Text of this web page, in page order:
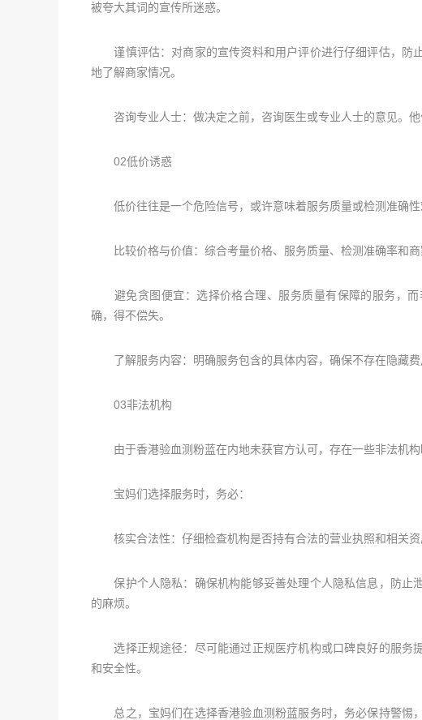
被夸大其词的宣传所迷惑。
谨慎评估：对商家的宣传资料和用户评价进行仔细评估，防
地了解商家情况。
咨询专业人士：做决定之前，咨询医生或专业人士的意见。他
02低价诱惑
低价往往是一个危险信号，或许意味着服务质量或检测准确性
比较价格与价值：综合考量价格、服务质量、检测准确率和商
避免贪图便宜：选择价格合理、服务质量有保障的服务，而
确，得不偿失。
了解服务内容：明确服务包含的具体内容，确保不存在隐藏费
03非法机构
由于香港验血测粉蓝在内地未获官方认可，存在一些非法机构
宝妈们选择服务时，务必：
核实合法性：仔细检查机构是否持有合法的营业执照和相关资
保护个人隐私：确保机构能够妥善处理个人隐私信息，防止
的麻烦。
选择正规途径：尽可能通过正规医疗机构或口碑良好的服务
和安全性。
总之，宝妈们在选择香港验血测粉蓝服务时，务必保持警惕